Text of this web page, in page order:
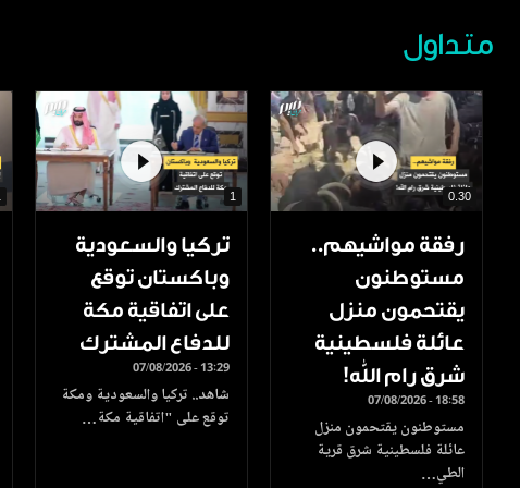
متداول
0.30
رفقة مواشيهم..
مستوطنون
يقتحمون منزل
عائلة فلسطينية
شرق رام الله!
07/08/2026 - 18:58
مستوطنون يقتحمون منزل
عائلة فلسطينية شرق قرية
الطي…
1
تركيا والسعودية
وباكستان توقع
على اتفاقية مكة
للدفاع المشترك
07/08/2026 - 13:29
شاهد.. تركيا والسعودية ومكة
توقع على "اتفاقية مكة…